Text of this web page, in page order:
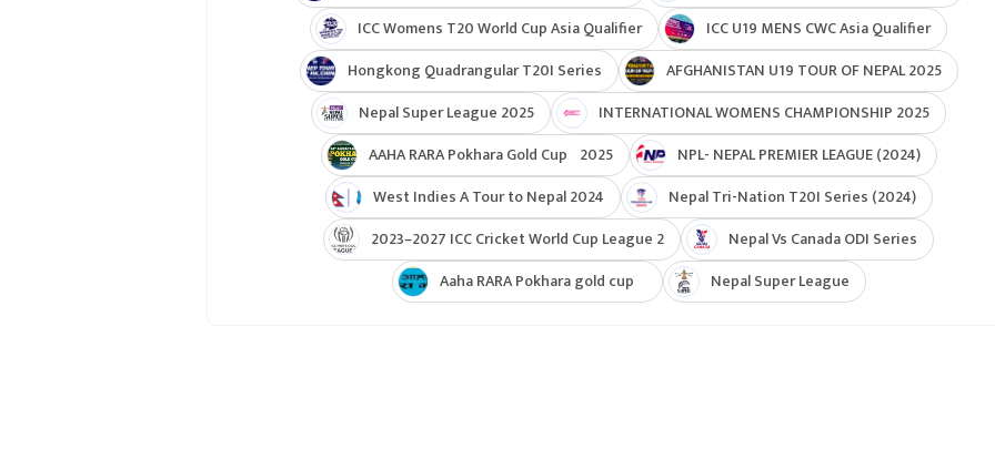
ICC Womens T20 World Cup Asia Qualifier
ICC U19 MENS CWC Asia Qualifier
Hongkong Quadrangular T20I Series
AFGHANISTAN U19 TOUR OF NEPAL 2025
Nepal Super League 2025
INTERNATIONAL WOMENS CHAMPIONSHIP 2025
AAHA RARA Pokhara Gold Cup 2025
NPL- NEPAL PREMIER LEAGUE (2024)
West Indies A Tour to Nepal 2024
Nepal Tri-Nation T20I Series (2024)
2023–2027 ICC Cricket World Cup League 2
Nepal Vs Canada ODI Series
Aaha RARA Pokhara gold cup
Nepal Super League